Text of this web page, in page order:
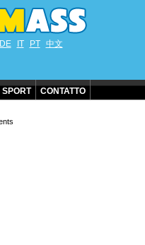
DE IT PT 中文
SPORT CONTATTO